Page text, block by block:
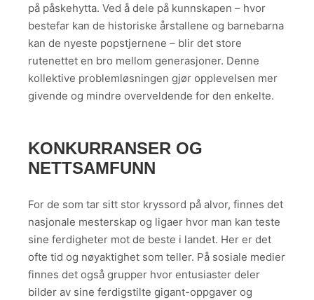
på påskehytta. Ved å dele på kunnskapen – hvor
bestefar kan de historiske årstallene og barnebarna
kan de nyeste popstjernene – blir det store
rutenettet en bro mellom generasjoner. Denne
kollektive problemløsningen gjør opplevelsen mer
givende og mindre overveldende for den enkelte.
KONKURRANSER OG
NETTSAMFUNN
For de som tar sitt stor kryssord på alvor, finnes det
nasjonale mesterskap og ligaer hvor man kan teste
sine ferdigheter mot de beste i landet. Her er det
ofte tid og nøyaktighet som teller. På sosiale medier
finnes det også grupper hvor entusiaster deler
bilder av sine ferdigstilte gigant-oppgaver og